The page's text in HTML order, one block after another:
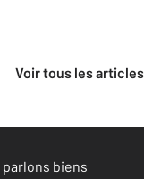
Voir tous les articles
parlons biens